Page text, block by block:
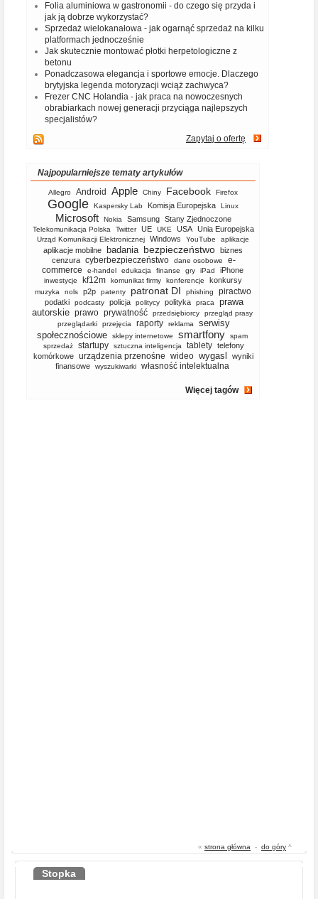
Folia aluminiowa w gastronomii - do czego się przyda i
jak ją dobrze wykorzystać?
Sprzedaż wielokanałowa - jak ogarnąć sprzedaż na kilku
platformach jednocześnie
Jak skutecznie montować płotki herpetologiczne z
betonu
Ponadczasowa elegancja i sportowe emocje. Dlaczego
brytyjska legenda motoryzacji wciąż zachwyca?
Frezer CNC Holandia - jak praca na nowoczesnych
obrabiarkach nowej generacji przyciąga najlepszych
specjalistów?
Zapytaj o ofertę
Najpopularniejsze tematy artykułów
Allegro Android Apple Chiny Facebook Firefox
Google Kaspersky Lab Komisja Europejska Linux
Microsoft Nokia Samsung Stany Zjednoczone
Telekomunikacja Polska Twitter UE UKE USA Unia Europejska
Urząd Komunikacji Elektronicznej Windows YouTube aplikacje
aplikacje mobilne badania bezpieczeństwo biznes
cenzura cyberbezpieczeństwo dane osobowe
e-
commerce
e-handel edukacja finanse gry iPad iPhone
inwestycje kf12m komunikat firmy konferencje konkursy
muzyka nols p2p patenty patronat DI phishing piractwo
podatki podcasty policja politycy polityka praca
prawa
autorskie prawo prywatność przedsiębiorcy
przegląd prasy
przeglądarki
przejęcia raporty reklama
serwisy
społecznościowe
sklepy internetowe smartfony
spam
sprzedaż
startupy sztuczna inteligencja tablety telefony
komórkowe
urządzenia przenośne wideo wygasl
wyniki
finansowe
wyszukiwarki własność intelektualna
Więcej tagów
« strona główna - do góry ^
Stopka